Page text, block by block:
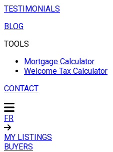
TESTIMONIALS
BLOG
TOOLS
Mortgage Calculator
Welcome Tax Calculator
CONTACT
FR
MY LISTINGS
BUYERS